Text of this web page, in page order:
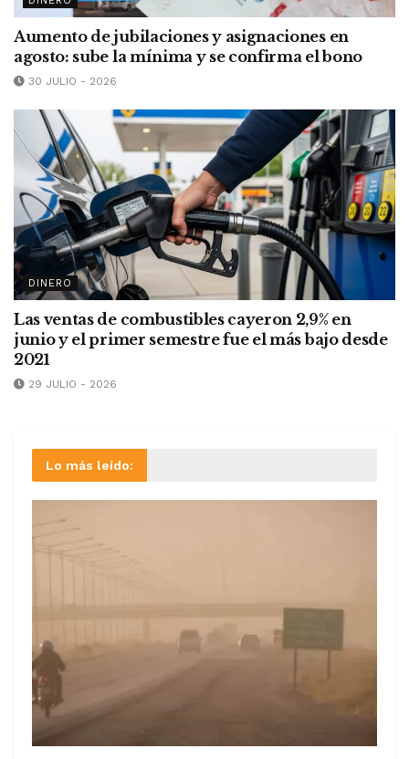
Aumento de jubilaciones y asignaciones en
agosto: sube la mínima y se confirma el bono
30 JULIO - 2026
DINERO
Las ventas de combustibles cayeron 2,9% en
junio y el primer semestre fue el más bajo desde
2021
29 JULIO - 2026
Lo más leído: